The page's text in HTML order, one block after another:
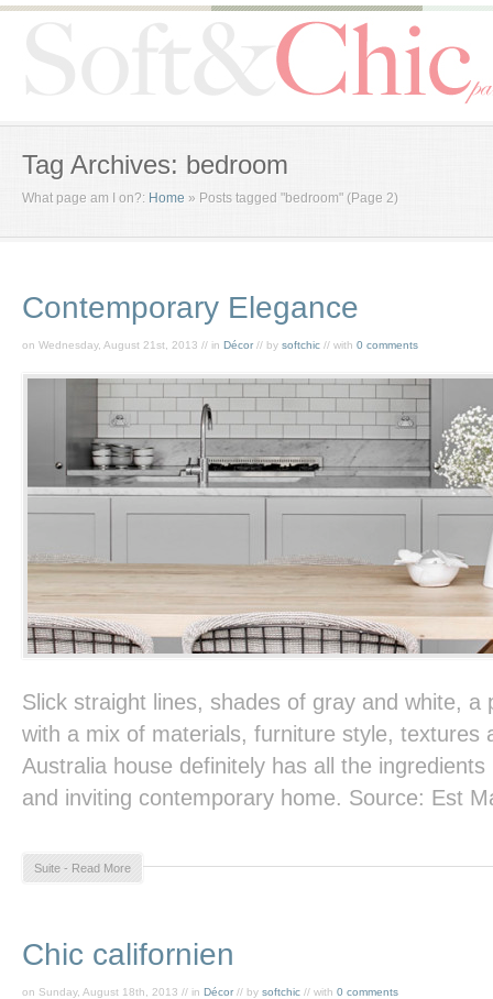
Tag Archives: bedroom
What page am I on?: Home » Posts tagged "bedroom" (Page 2)
Contemporary Elegance
on Wednesday, August 21st, 2013 // in Décor // by softchic // with 0 comments
Slick straight lines, shades of gray and white, a
with a mix of materials, furniture style, textures
Australia house definitely has all the
and inviting contemporary home. Source: Est
Suite - Read More
Chic californien
on Sunday, August 18th, 2013 // in Décor // by softchic // with 0 comments